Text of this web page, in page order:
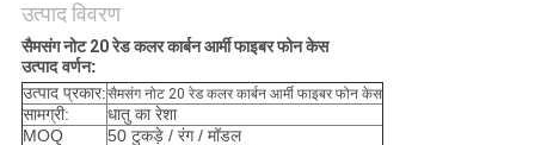
उत्पाद विवरण
सैमसंग नोट 20 रेड कलर कार्बन आर्मी फाइबर फोन केस
उत्पाद वर्णन:
उत्पाद प्रकार:सैमसंग नोट 20 रेड कलर कार्बन आर्मी फाइबर फोन केस
सामग्री:
धातु का रेशा
MOQ
50 टुकड़े / रंग / मॉडल